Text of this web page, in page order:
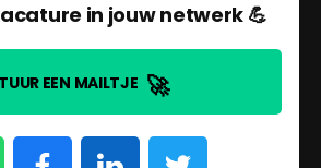
in jouw netwerk 💪
EEN MAILTJE 🚀